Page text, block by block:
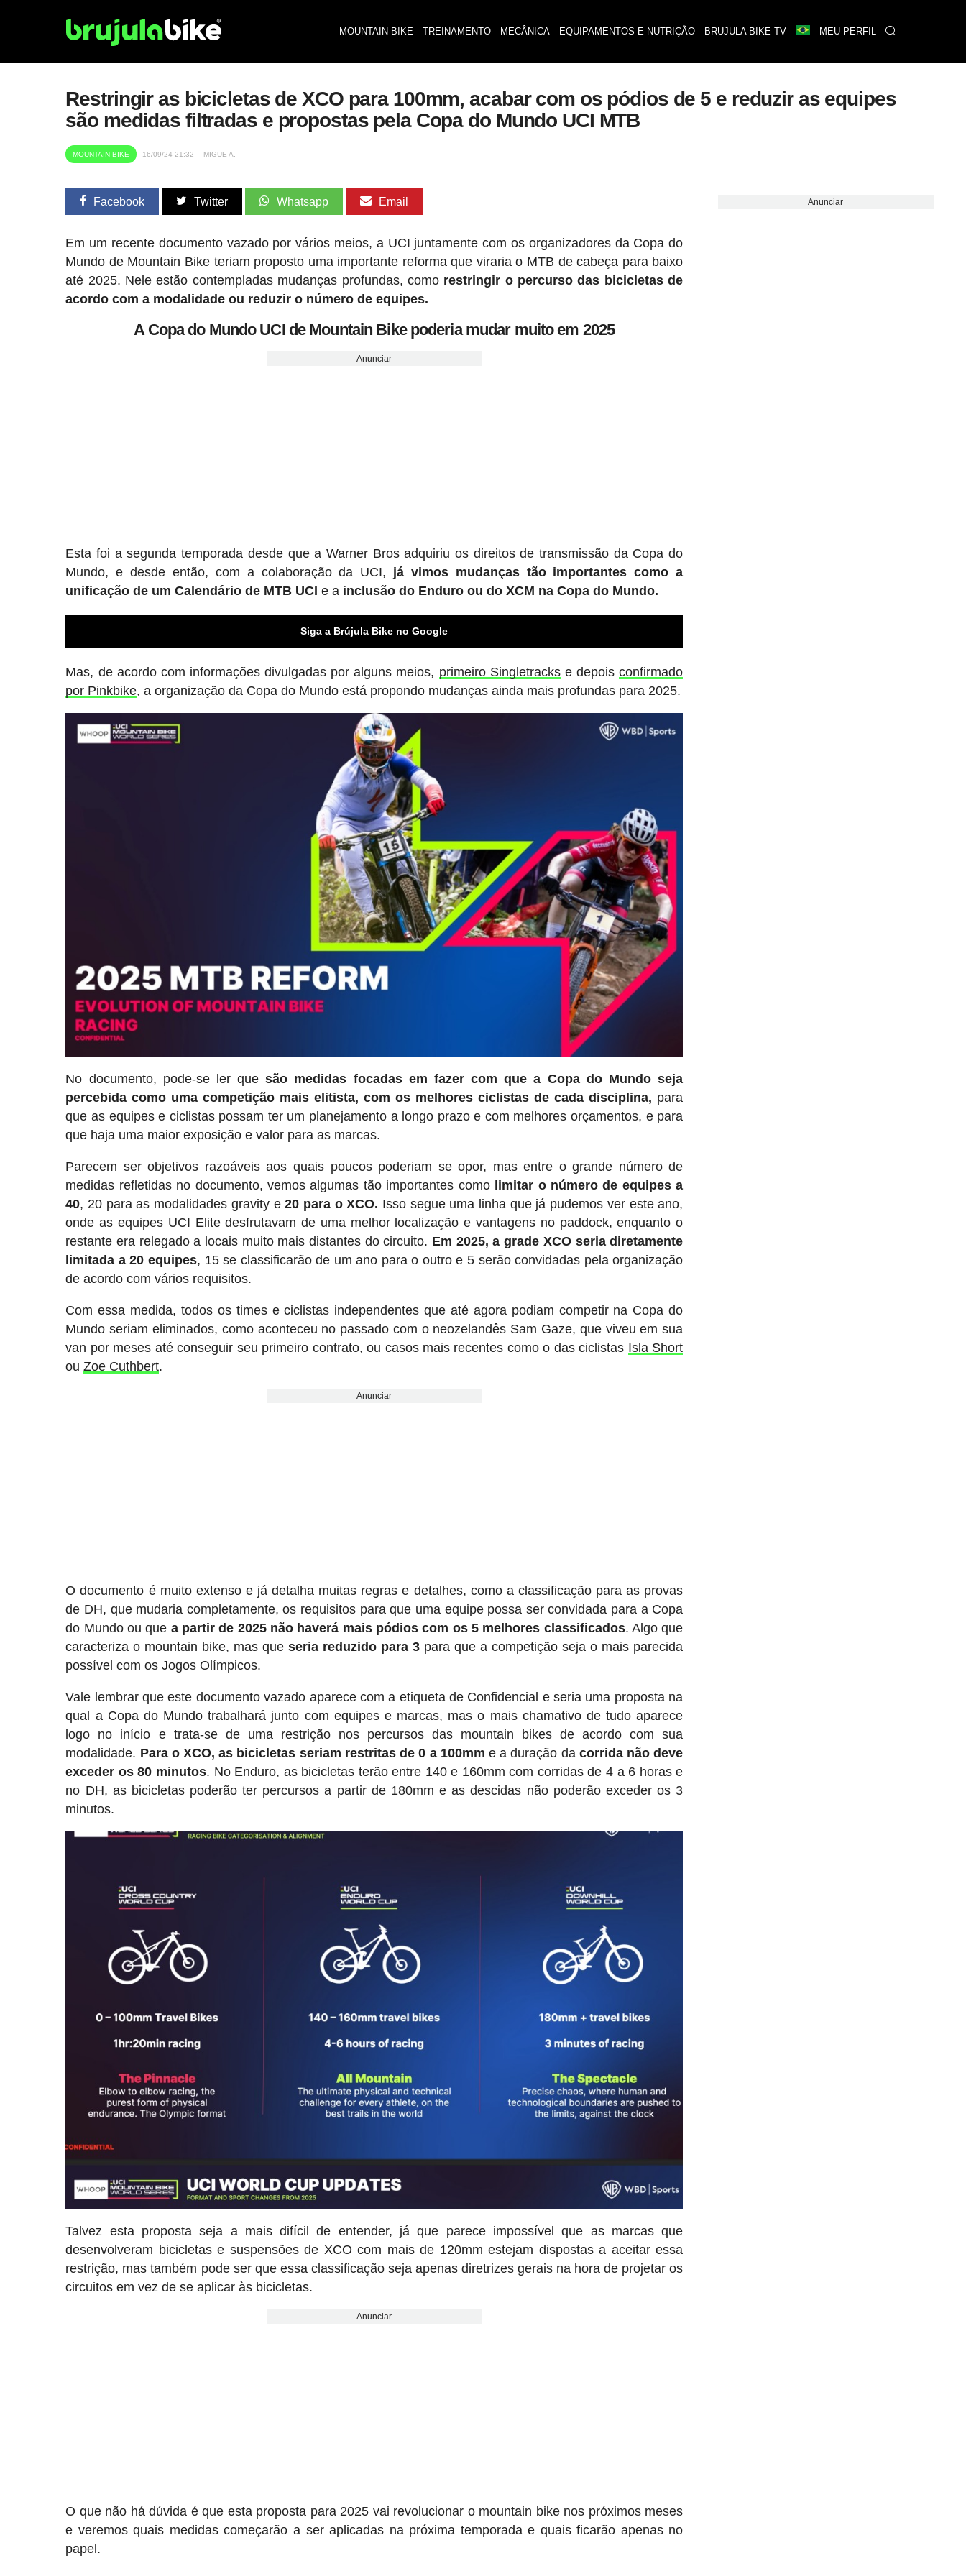
MOUNTAIN BIKE TREINAMENTO MECÂNICA EQUIPAMENTOS E NUTRIÇÃO BRUJULA BIKE TV MEU PERFIL
Restringir as bicicletas de XCO para 100mm, acabar com os pódios de 5 e reduzir as equipes
são medidas filtradas e propostas pela Copa do Mundo UCI MTB
MOUNTAIN BIKE 16/09/24 21:32 MIGUE A.
Facebook Twitter Whatsapp Email
Em um recente documento vazado por vários meios, a UCI juntamente com os organizadores da Copa do
Mundo de Mountain Bike teriam proposto uma importante reforma que viraria o MTB de cabeça para baixo
até 2025. Nele estão contempladas mudanças profundas, como restringir o percurso das bicicletas de
acordo com a modalidade ou reduzir o número de equipes.
A Copa do Mundo UCI de Mountain Bike poderia mudar muito em 2025
Anunciar
Esta foi a segunda temporada desde que a Warner Bros adquiriu os direitos de transmissão da Copa do
Mundo, e desde então, com a colaboração da UCI, já vimos mudanças tão importantes como a
unificação de um Calendário de MTB UCI e a inclusão do Enduro ou do XCM na Copa do Mundo.
Siga a Brújula Bike no Google
Mas, de acordo com informações divulgadas por alguns meios, primeiro Singletrackse depoisconfirmado
por Pinkbike, a organização da Copa do Mundo está propondo mudanças ainda mais profundas para 2025.
No documento, pode-se ler quesão medidas focadas em fazer com que a Copa do Mundo seja
percebida como uma competição mais elitista, com os melhores ciclistas de cada disciplina, para
que as equipes e ciclistas possam ter um planejamento a longo prazo e com melhores orçamentos, e para
que haja uma maior exposição e valor para as marcas.
Parecem ser objetivos razoáveis aos quais poucos poderiam se opor, mas entre o grande número de
medidas refletidas no documento, vemos algumas tão importantes como limitar o número de equipes a
40, 20 para as modalidades gravity e20 para o XCO. Isso segue uma linha que já pudemos ver este ano,
onde as equipes UCI Elite desfrutavam de uma melhor localização e vantagens no paddock, enquanto o
restante era relegado a locais muito mais distantes do circuito. Em 2025, a grade XCO seria diretamente
limitada a 20 equipes, 15 se classificarão de um ano para o outro e 5 serão convidadas pela organização
de acordo com vários requisitos.
Com essa medida, todos os times e ciclistas independentes que até agora podiam competir na Copa do
Mundo seriam eliminados, como aconteceu no passado com o neozelandês Sam Gaze, que viveu em sua
van por meses até conseguir seu primeiro contrato, ou casos mais recentes como o das ciclistas Isla Short
ouZoe Cuthbert.
Anunciar
O documento é muito extenso e já detalha muitas regras e detalhes, como a classificação para as provas
de DH, que mudaria completamente, os requisitos para que uma equipe possa ser convidada para a Copa
do Mundo ou que a partir de 2025 não haverá mais pódios com os 5 melhores classificados. Algo que
caracteriza o mountain bike, mas queseria reduzido para 3 para que a competição seja o mais parecida
possível com os Jogos Olímpicos.
Vale lembrar que este documento vazado aparece com a etiqueta de Confidencial e seria uma proposta na
qual a Copa do Mundo trabalhará junto com equipes e marcas, mas o mais chamativo de tudo aparece
logo no início e trata-se de uma restrição nos percursos das mountain bikes de acordo com sua
modalidade. Para o XCO, as bicicletas seriam restritas de 0 a 100mm e a duração da corrida não deve
exceder os 80 minutos. No Enduro, as bicicletas terão entre 140 e 160mm com corridas de 4 a 6 horas e
no DH, as bicicletas poderão ter percursos a partir de 180mm e as descidas não poderão exceder os 3
minutos.
Talvez esta proposta seja a mais difícil de entender, já que parece impossível que as marcas que
desenvolveram bicicletas e suspensões de XCO com mais de 120mm estejam dispostas a aceitar essa
restrição, mas também pode ser que essa classificação seja apenas diretrizes gerais na hora de projetar os
circuitos em vez de se aplicar às bicicletas.
Anunciar
O que não há dúvida é que esta proposta para 2025 vai revolucionar o mountain bike nos próximos meses
e veremos quais medidas começarão a ser aplicadas na próxima temporada e quais ficarão apenas no
papel.
Anunciar